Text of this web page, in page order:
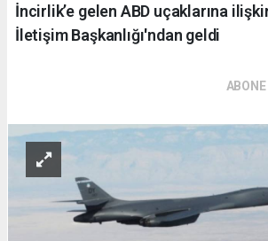
İncirlik’e gelen ABD uçaklarına
İletişim Başkanlığı'ndan geldi
ABONE